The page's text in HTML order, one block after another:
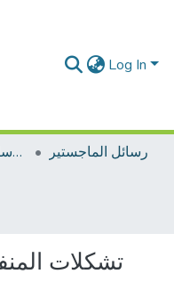
Log In
الرسائل والأطروحات الأكاديمية
رسائل الماجستير
تشكلات